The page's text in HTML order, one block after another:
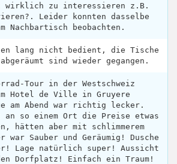
wirklich zu interessieren z.B.
Leider konnten dasselbe
Nachbartisch beobachten.
lang nicht bedient, die Tische
sind wieder gegangen.
Tour in der Westschweiz
Hotel de Ville in Gruyere
am Abend war richtig lecker.
an so einem Ort die Preise etwas
hätten aber mit schlimmerem
war Sauber und Geräumig! Dusche
Lage natürlich super! Aussicht
Dorfplatz! Einfach ein Traum!